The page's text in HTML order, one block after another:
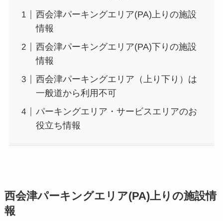
西会津パーキングエリア(PA)上りの施設
情報
西会津パーキングエリア(PA)下りの施設
情報
西会津パーキングエリア（上り下り）は
一般道から利用不可
パーキングエリア・サービスエリアのお
役立ち情報
西会津パーキングエリア(PA)上りの施設情
報